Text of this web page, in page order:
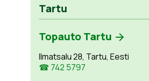
Tartu
Topauto Tartu
Ilmatsalu 28, Tartu, Eesti
☎ 742 5797